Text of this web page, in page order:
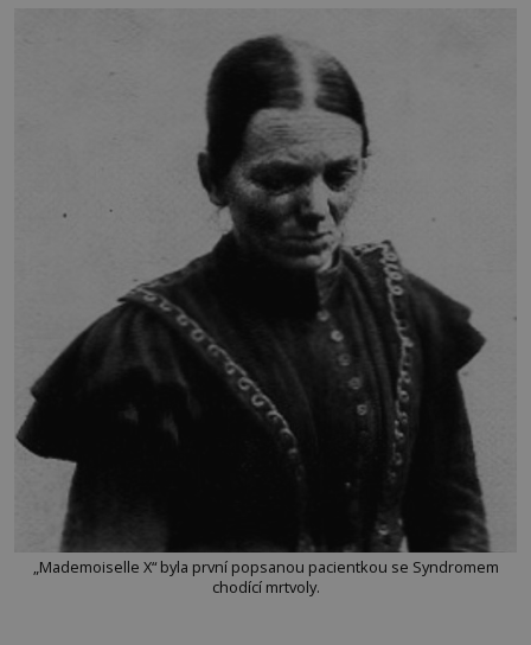
„Mademoiselle X“ byla první popsanou pacientkou se Syndromem
chodící mrtvoly.